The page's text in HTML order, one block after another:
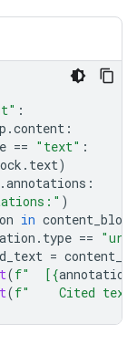
:
.content :
== "text" :
. text)
.annotations :
)
in content_block
. type ==
=
(f"  [{annotation
(f"    Cited